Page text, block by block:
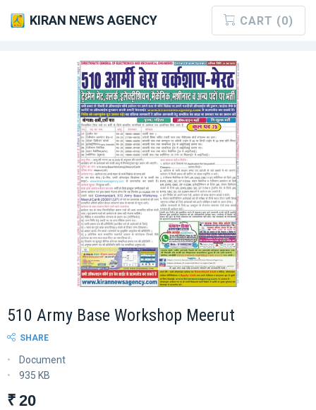
KIRAN NEWS AGENCY CART (0)
510 Army Base Workshop Meerut
SHARE
Document
935 KB
₹ 20